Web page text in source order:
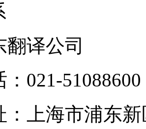
翻译公司
021-51088600
上海市浦东新